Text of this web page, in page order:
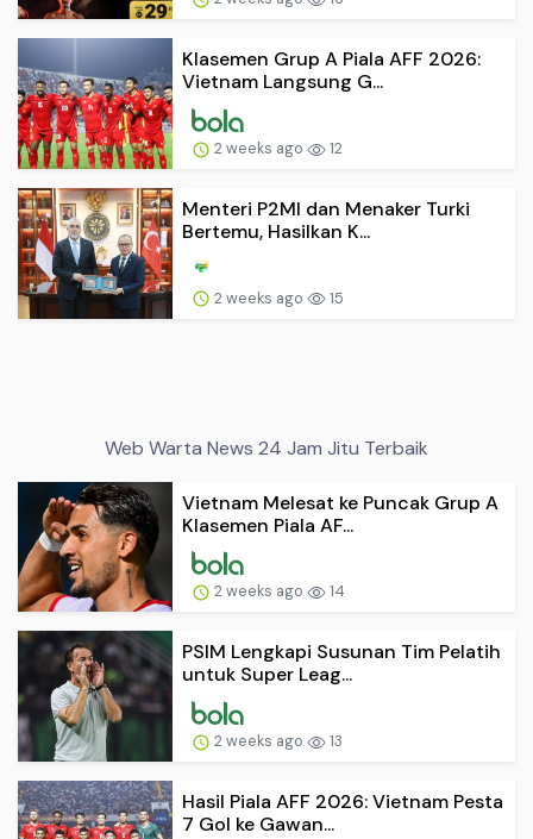
Klasemen Grup A Piala AFF 2026:
Vietnam Langsung G...
2 weeks ago 12
Menteri P2MI dan Menaker Turki
Bertemu, Hasilkan K...
2 weeks ago 15
Web Warta News 24 Jam Jitu Terbaik
Vietnam Melesat ke Puncak Grup A
Klasemen Piala AF...
2 weeks ago 14
PSIM Lengkapi Susunan Tim Pelatih
untuk Super Leag...
2 weeks ago 13
Hasil Piala AFF 2026: Vietnam Pesta
7 Gol ke Gawan...